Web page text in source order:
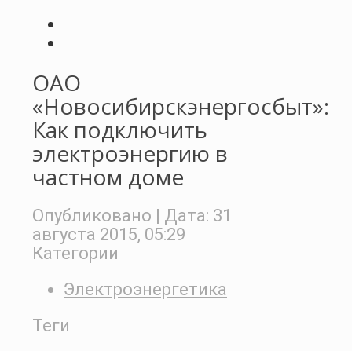
ОАО
«Новосибирскэнергосбыт»:
Как подключить
электроэнергию в
частном доме
Опубликовано | Дата: 31
августа 2015, 05:29
Категории
Электроэнергетика
Теги